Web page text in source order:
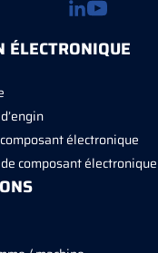
ÉLECTRONIQUE
électronique
composant électronique